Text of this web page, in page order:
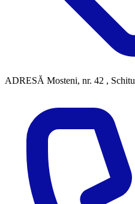
ADRESĂ Mosteni, nr. 42 , Schitu